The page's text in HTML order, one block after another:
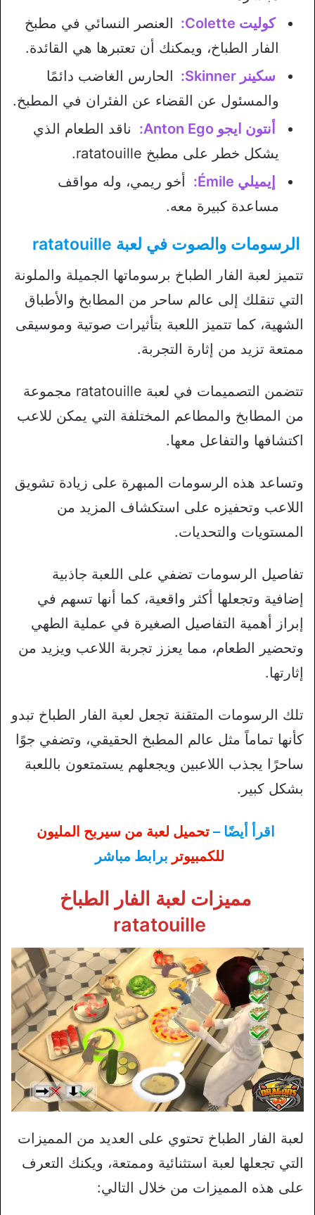
كوليت Colette:
العنصر النسائي في مطبخ
الفار الطباخ، ويمكنك أن تعتبرها هي القائدة.
سكينر Skinner:
الحارس الغاضب دائمًا
والمسئول عن القضاء عن الفئران في المطبخ.
أنتون ايجو Anton Ego:
ناقد الطعام الذي
يشكل خطر على مطبخ ratatouille.
إيميلي Émile:
أخو ريمي، وله مواقف
مساعدة كبيرة معه.
الرسومات والصوت في لعبة ratatouille
تتميز لعبة الفار الطباخ برسوماتها الجميلة والملونة
التي تنقلك إلى عالم ساحر من المطابخ والأطباق
الشهية، كما تتميز اللعبة بتأثيرات صوتية وموسيقى
ممتعة تزيد من إثارة التجربة.
تتضمن التصميمات في لعبة ratatouille مجموعة
من المطابخ والمطاعم المختلفة التي يمكن للاعب
اكتشافها والتفاعل معها.
وتساعد هذه الرسومات المبهرة على زيادة تشويق
اللاعب وتحفيزه على استكشاف المزيد من
المستويات والتحديات.
تفاصيل الرسومات تضفي على اللعبة جاذبية
إضافية وتجعلها أكثر واقعية، كما أنها تسهم في
إبراز أهمية التفاصيل الصغيرة في عملية الطهي
وتحضير الطعام، مما يعزز تجربة اللاعب ويزيد من
إثارتها.
تلك الرسومات المتقنة تجعل لعبة الفار الطباخ تبدو
كأنها تماماً مثل عالم المطبخ الحقيقي، وتضفي جوًا
ساحرًا يجذب اللاعبين ويجعلهم يستمتعون باللعبة
بشكل كبير.
اقرأ أيضًا – تحميل لعبة من سيربح المليون
للكمبيوتر برابط مباشر
مميزات لعبة الفار الطباخ
ratatouille
لعبة الفار الطباخ تحتوي على العديد من المميزات
التي تجعلها لعبة استثنائية وممتعة، ويكنك التعرف
على هذه المميزات من خلال التالي: